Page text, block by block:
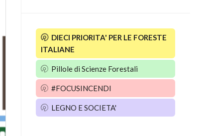
DIECI PRIORITA' PER LE FORESTE
ITALIANE
Pillole di Scienze Forestali
#FOCUSINCENDI
LEGNO E SOCIETA'